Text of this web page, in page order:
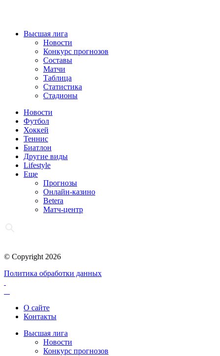
Высшая лига
Новости
Конкурс прогнозов
Составы
Матчи
Таблица
Статистика
Стадионы
Новости
Футбол
Хоккей
Теннис
Биатлон
Другие виды
Lifestyle
Еще
Прогнозы
Онлайн-казино
Betera
Матч-центр
© Copyright 2026
Политика обработки данных
О сайте
Контакты
Высшая лига
Новости
Конкурс прогнозов